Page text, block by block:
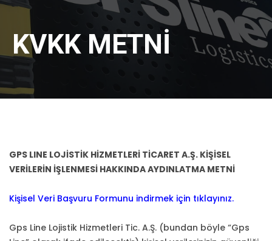
KVKK METNİ
GPS LINE LOJİSTİK HİZMETLERİ TİCARET A.Ş. KİŞİSEL
VERİLERİN İŞLENMESİ HAKKINDA AYDINLATMA METNİ
Kişisel Veri Başvuru Formunu indirmek için tıklayınız.
Gps Line Lojistik Hizmetleri Tic. A.Ş. (bundan böyle “Gps